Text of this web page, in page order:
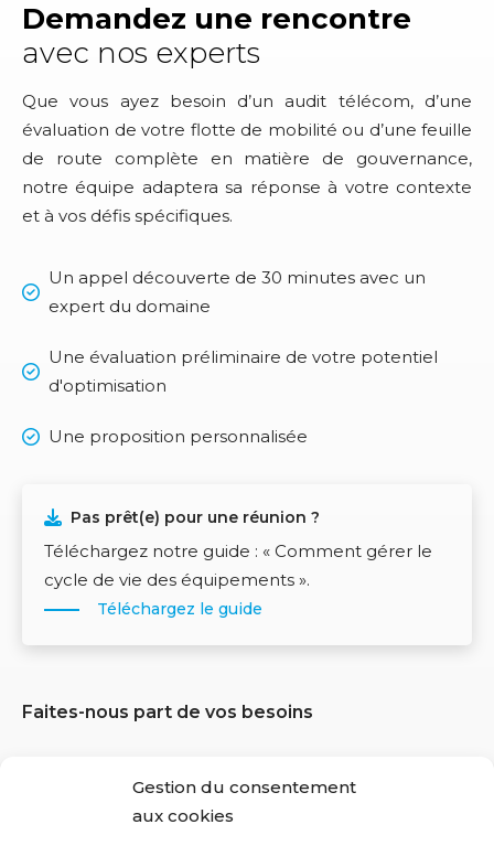
Gestion du consentement
aux cookies
Demandez une rencontre
avec nos experts
Que vous ayez besoin d’un audit télécom, d’une
évaluation de votre flotte de mobilité ou d’une feuille
de route complète en matière de gouvernance,
notre équipe adaptera sa réponse à votre contexte
et à vos défis spécifiques.
Un appel découverte de 30 minutes avec un
expert du domaine
Une évaluation préliminaire de votre potentiel
d'optimisation
Une proposition personnalisée
Pas prêt(e) pour une réunion ?
Téléchargez notre guide : « Comment gérer le
cycle de vie des équipements ».
Téléchargez le guide
Faites-nous part de vos besoins